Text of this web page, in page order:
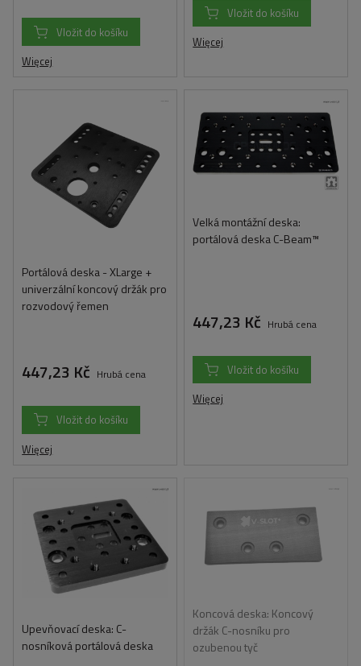
Vložit do košíku
Więcej
Vložit do košíku
Więcej
Portálová deska - XLarge +
univerzální koncový držák pro
rozvodový řemen
447,23 Kč Hrubá cena
Vložit do košíku
Więcej
Velká montážní deska:
portálová deska C-Beam™
447,23 Kč Hrubá cena
Vložit do košíku
Więcej
Upevňovací deska: C-
nosníková portálová deska
Koncová deska: Koncový
držák C-nosníku pro
ozubenou tyč